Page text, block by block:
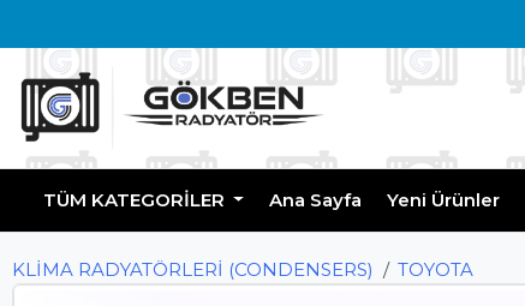
TÜM KATEGORİLER Ana Sayfa Yeni Ürünler
KLİMA RADYATÖRLERİ (CONDENSERS) TOYOTA